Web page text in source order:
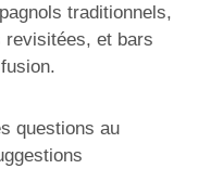
traditionnels,
revisitées, et bars
questions au